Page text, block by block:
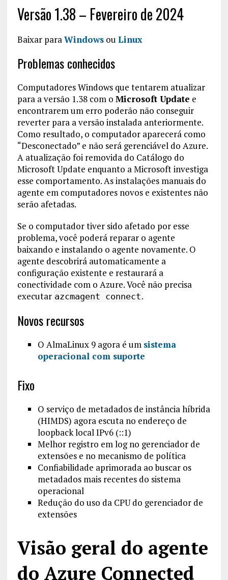
Versão 1.38 – Fevereiro de 2024
Baixar paraWindowsou Linux
Problemas conhecidos
Computadores Windows que tentarem atualizar
para a versão 1.38 com o Microsoft Update e
encontrarem um erro poderão não conseguir
reverter para a versão instalada anteriormente.
Como resultado, o computador aparecerá como
“Desconectado” e não será gerenciável do Azure.
A atualização foi removida do Catálogo do
Microsoft Update enquanto a Microsoft investiga
esse comportamento. As instalações manuais do
agente em computadores novos e existentes não
serão afetadas.
Se o computador tiver sido afetado por esse
problema, você poderá reparar o agente
baixando e instalando o agente novamente. O
agente descobrirá automaticamente a
configuração existente e restaurará a
conectividade com o Azure. Você não precisa
executar azcmagent connect.
Novos recursos
O AlmaLinux 9 agora é um sistema
operacional com suporte
Fixo
O serviço de metadados de instância híbrida
(HIMDS) agora escuta no endereço de
loopback local IPv6 (::1)
Melhor registro em log no gerenciador de
extensões e no mecanismo de política
Confiabilidade aprimorada ao buscar os
metadados mais recentes do sistema
operacional
Redução do uso da CPU do gerenciador de
extensões
Visão geral do agente
do Azure Connected